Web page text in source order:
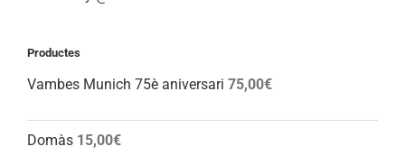
Productes
Vambes Munich 75è aniversari 75,00€
Domàs 15,00€